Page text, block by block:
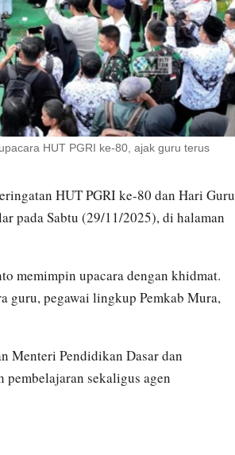
HUT PGRI ke-80, ajak guru terus
HUT PGRI ke-80 dan Hari Guru
pada Sabtu (29/11/2025), di halaman
memimpin upacara dengan khidmat.
guru, pegawai lingkup Pemkab Mura,
Menteri Pendidikan Dasar dan
pembelajaran sekaligus agen